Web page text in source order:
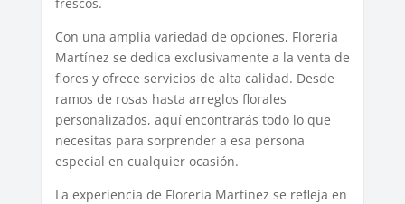
Con una amplia variedad de opciones, Florería
Martínez se dedica exclusivamente a la venta de
flores y ofrece servicios de alta calidad. Desde
ramos de rosas hasta arreglos florales
personalizados, aquí encontrarás todo lo que
necesitas para sorprender a esa persona
especial en cualquier ocasión.
La experiencia de Florería Martínez se refleja en